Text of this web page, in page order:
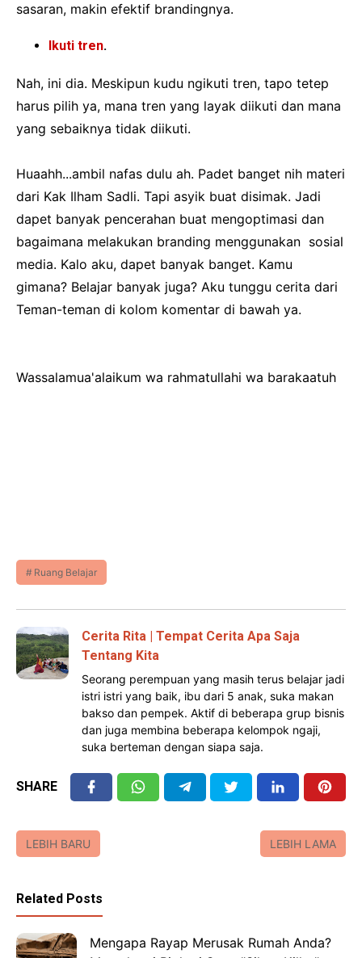
sasaran, makin efektif brandingnya.
Ikuti tren.
Nah, ini dia. Meskipun kudu ngikuti tren, tapo tetep
harus pilih ya, mana tren yang layak diikuti dan mana
yang sebaiknya tidak diikuti.
Huaahh...ambil nafas dulu ah. Padet banget nih materi
dari Kak Ilham Sadli. Tapi asyik buat disimak. Jadi
dapet banyak pencerahan buat mengoptimasi dan
bagaimana melakukan branding menggunakan sosial
media. Kalo aku, dapet banyak banget. Kamu
gimana? Belajar banyak juga? Aku tunggu cerita dari
Teman-teman di kolom komentar di bawah ya.
Wassalamua'alaikum wa rahmatullahi wa barakaatuh
Ruang Belajar
Cerita Rita | Tempat Cerita Apa Saja
Tentang Kita
Seorang perempuan yang masih terus belajar jadi
istri istri yang baik, ibu dari 5 anak, suka makan
bakso dan pempek. Aktif di beberapa grup bisnis
dan juga membina beberapa kelompok ngaji,
suka berteman dengan siapa saja.
SHARE
LEBIH BARU LEBIH LAMA
Related Posts
Mengapa Rayap Merusak Rumah Anda?